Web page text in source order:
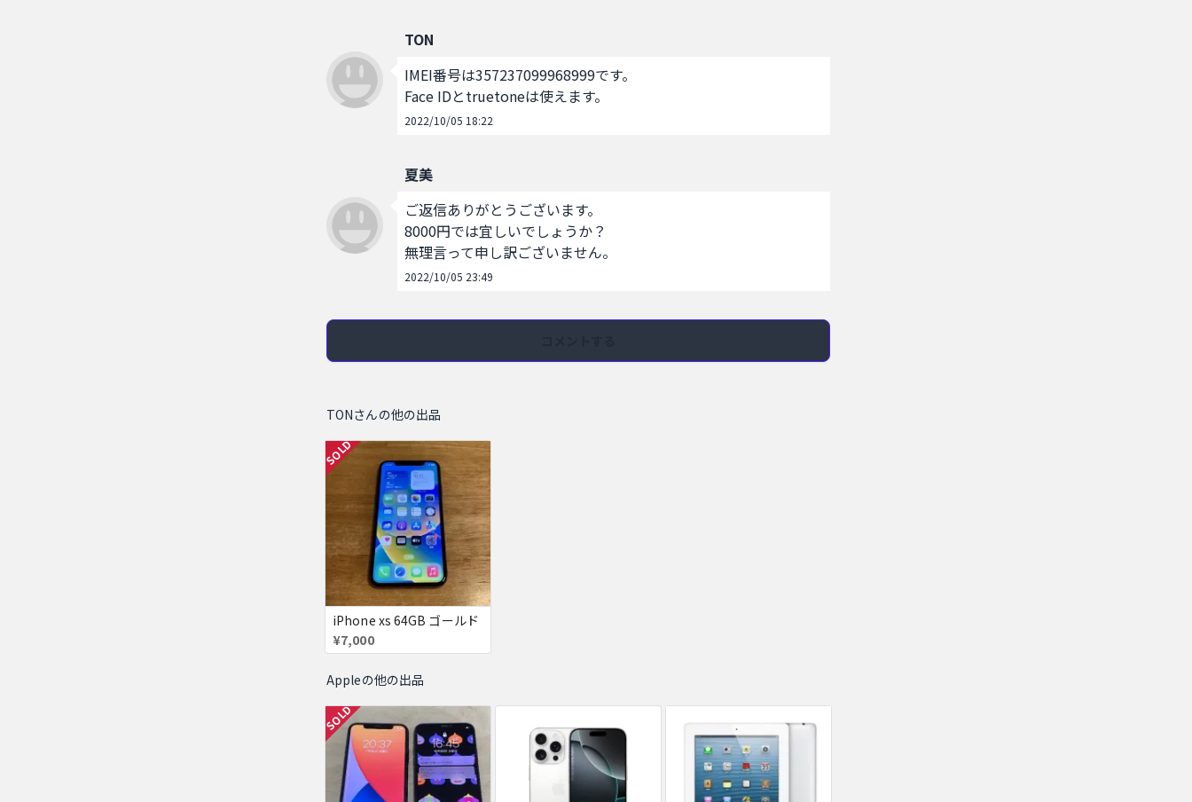
TON
IMEI番号は357237099968999です。
Face IDとtruetoneは使えます。
2022/10/05 18:22
夏美
ご返信ありがとうございます。
8000円では宜しいでしょうか？
無理言って申し訳ございません。
2022/10/05 23:49
TONさんの他の出品
SOLD
iPhone xs 64GB ゴールド
¥7,000
Appleの他の出品
SOLD